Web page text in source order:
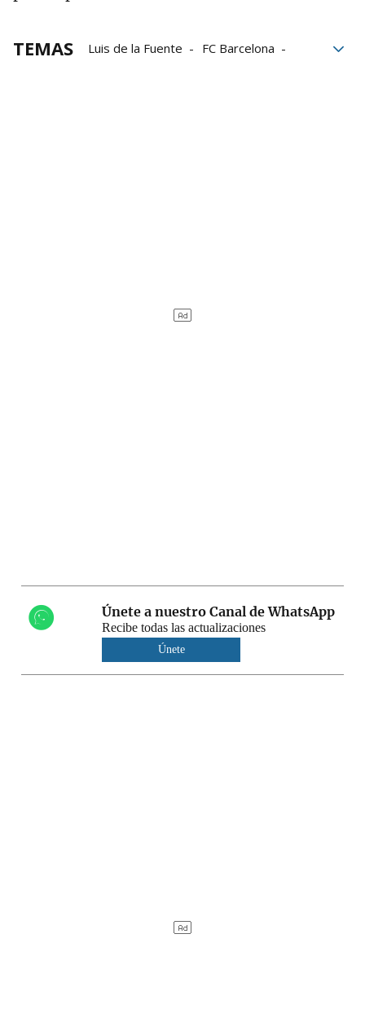
TEMAS Luis de la Fuente
FC Barcelona
Únete a nuestro Canal de WhatsApp
Recibe todas las actualizaciones
Únete